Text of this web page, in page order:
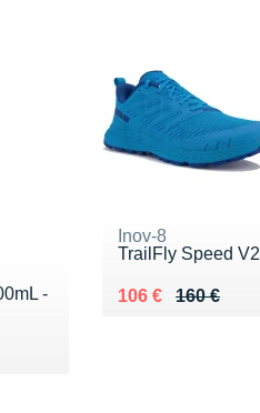
-
Inov-8
TrailFly Speed V2
160 €
Au lieu de 160 €
106 €
Vendu 106 €